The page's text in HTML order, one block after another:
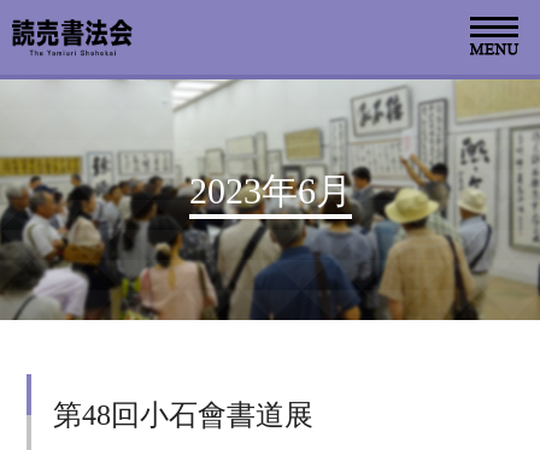
2023年6月
第48回小石會書道展
お知らせ
読売書法会について
読売書法展
関連書道展